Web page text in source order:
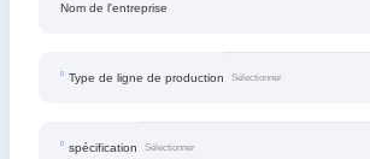
Nom de l'entreprise
Type de ligne de production
spécification